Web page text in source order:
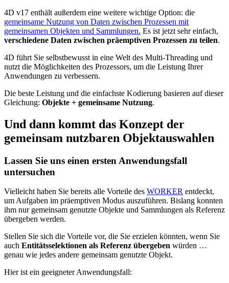
4D v17 enthält außerdem eine weitere wichtige Option: die
gemeinsame Nutzung von Daten zwischen Prozessen mit
gemeinsamen Objekten und Sammlungen. Es ist jetzt sehr einfach,
verschiedene Daten zwischen präemptiven Prozessen zu teilen.
4D führt Sie selbstbewusst in eine Welt des Multi-Threading und
nutzt die Möglichkeiten des Prozessors, um die Leistung Ihrer
Anwendungen zu verbessern.
Die beste Leistung und die einfachste Kodierung basieren auf dieser
Gleichung: Objekte + gemeinsame Nutzung.
Und dann kommt das Konzept der
gemeinsam nutzbaren Objektauswahlen
Lassen Sie uns einen ersten Anwendungsfall
untersuchen
Vielleicht haben Sie bereits alle Vorteile des WORKER entdeckt,
um Aufgaben im präemptiven Modus auszuführen. Bislang konnten
ihm nur gemeinsam genutzte Objekte und Sammlungen als Referenz
übergeben werden.
Stellen Sie sich die Vorteile vor, die Sie erzielen könnten, wenn Sie
auch Entitätsselektionen als Referenz übergeben würden …
genau wie jedes andere gemeinsam genutzte Objekt.
Hier ist ein geeigneter Anwendungsfall: